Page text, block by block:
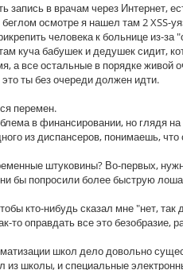
запись в врачам через Интернет,
осмотре я нашел там 2
человека к больнице из-
куча бабушек и дедушек сидит,
а все остальные в порядке
ты без очереди должен идти.
перемен.
в финансировании, но глядя
из диспансеров, понимаешь,
штуковины? Во-первых,
бы попросили более быструю
кто-нибудь сказал мне "нет,
то оправдать все это безобразие,
школ дело довольно
из школы, и специальные